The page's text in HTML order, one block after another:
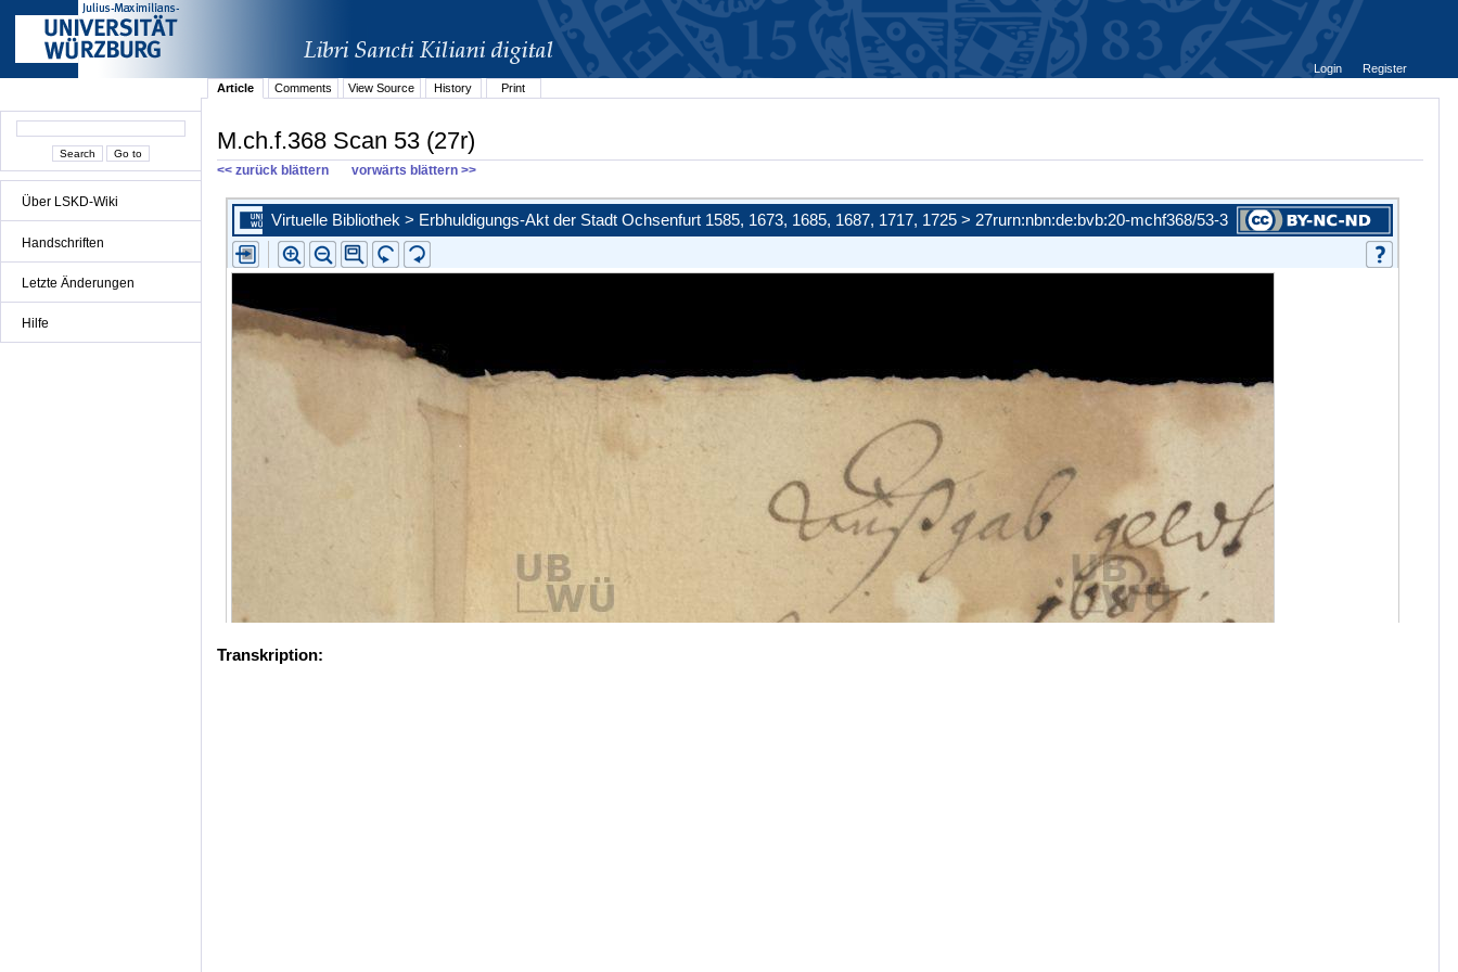
Über LSKD-Wiki
Handschriften
Letzte Änderungen
Hilfe
Login
Register
Article
Comments View Source History Print
M.ch.f.368 Scan 53 (27r)
<< zurück blättern vorwärts blättern >>
Transkription: